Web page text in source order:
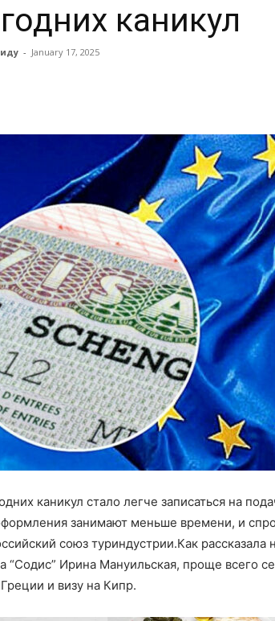
каникул
- January 17, 2025
каникул стало легче записаться на
занимают меньше времени, и
союз туриндустрии.Как рассказала
“Содис” Ирина Мануильская, проще всего
и визу на Кипр.